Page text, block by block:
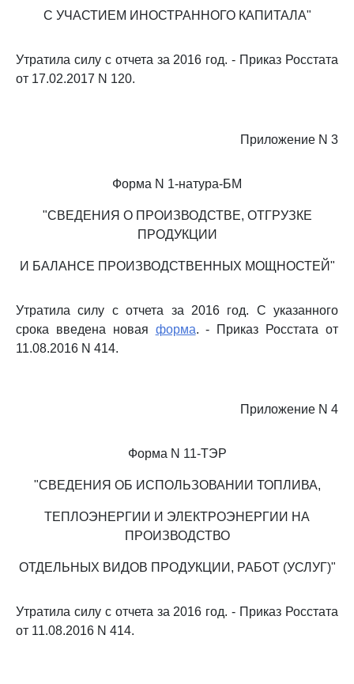
С УЧАСТИЕМ ИНОСТРАННОГО КАПИТАЛА"
Утратила силу с отчета за 2016 год. - Приказ Росстата
от 17.02.2017 N 120.
Приложение N 3
Форма N 1-натура-БМ
"СВЕДЕНИЯ О ПРОИЗВОДСТВЕ, ОТГРУЗКЕ
ПРОДУКЦИИ
И БАЛАНСЕ ПРОИЗВОДСТВЕННЫХ МОЩНОСТЕЙ"
Утратила силу с отчета за 2016 год. С указанного
срока введена новая форма. - Приказ Росстата от
11.08.2016 N 414.
Приложение N 4
Форма N 11-ТЭР
"СВЕДЕНИЯ ОБ ИСПОЛЬЗОВАНИИ ТОПЛИВА,
ТЕПЛОЭНЕРГИИ И ЭЛЕКТРОЭНЕРГИИ НА
ПРОИЗВОДСТВО
ОТДЕЛЬНЫХ ВИДОВ ПРОДУКЦИИ, РАБОТ (УСЛУГ)"
Утратила силу с отчета за 2016 год. - Приказ Росстата
от 11.08.2016 N 414.